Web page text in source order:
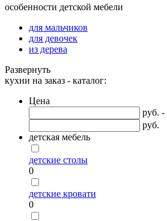
особенности детской мебели
для мальчиков
для девочек
из дерева
Развернуть
кухни на заказ - каталог:
Цена
руб. -
руб.
детская мебель
детские столы
0
детские кровати
0